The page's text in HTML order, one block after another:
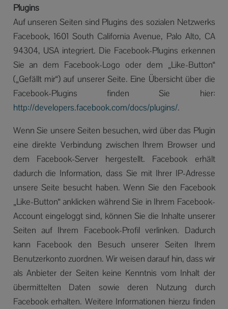
Plugins
Auf unseren Seiten sind Plugins des sozialen Netzwerks
Facebook, 1601 South California Avenue, Palo Alto, CA
94304, USA integriert. Die Facebook-Plugins erkennen
Sie an dem Facebook-Logo oder dem „Like-Button“
(„Gefällt mir“) auf unserer Seite. Eine Übersicht über die
Facebook-Plugins finden Sie hier:
http://developers.facebook.com/docs/plugins/.
Wenn Sie unsere Seiten besuchen, wird über das Plugin
eine direkte Verbindung zwischen Ihrem Browser und
dem Facebook-Server hergestellt. Facebook erhält
dadurch die Information, dass Sie mit Ihrer IP-Adresse
unsere Seite besucht haben. Wenn Sie den Facebook
„Like-Button“ anklicken während Sie in Ihrem Facebook-
Account eingeloggt sind, können Sie die Inhalte unserer
Seiten auf Ihrem Facebook-Profil verlinken. Dadurch
kann Facebook den Besuch unserer Seiten Ihrem
Benutzerkonto zuordnen. Wir weisen darauf hin, dass wir
als Anbieter der Seiten keine Kenntnis vom Inhalt der
übermittelten Daten sowie deren Nutzung durch
Facebook erhalten. Weitere Informationen hierzu finden